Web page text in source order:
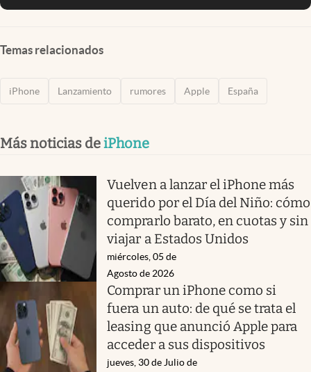
Temas relacionados
iPhone Lanzamiento rumores Apple España
Más noticias deiPhone
Vuelven a lanzar el iPhone más
querido por el Día del Niño: cómo
comprarlo barato, en cuotas y sin
viajar a Estados Unidos
miércoles, 05 de
Agosto de 2026
Comprar un iPhone como si
fuera un auto: de qué se trata el
leasing que anunció Apple para
acceder a sus dispositivos
jueves, 30 de Julio de